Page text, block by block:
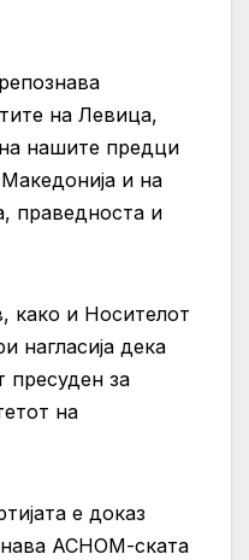
на Левица,
нашите предци
и на
праведноста и
како и Носителот
нагласија дека
пресуден за
на
е доказ
АСНОМ-ската